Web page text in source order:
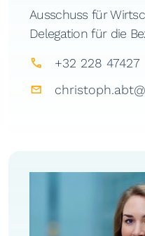
Ausschuss für
Delegation für die
+32 228 47427